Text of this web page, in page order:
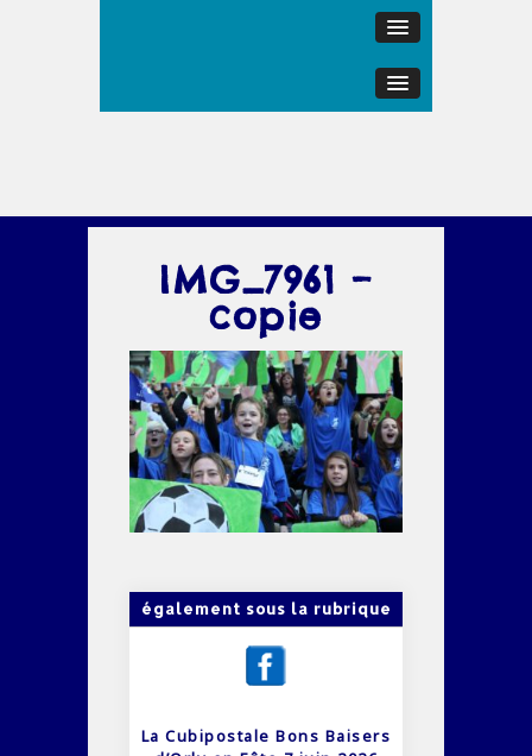
IMG_7961 –
copie
également sous la rubrique
La Cubipostale Bons Baisers